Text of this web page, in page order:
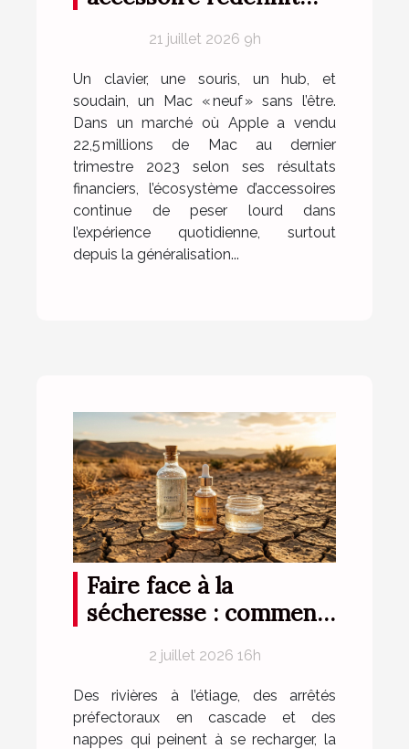
sur mac21 juillet 2026 9h
Un clavier, une souris, un hub, et
soudain, un Mac « neuf » sans l’être.
Dans un marché où Apple a vendu
22,5 millions de Mac au dernier
trimestre 2023 selon ses résultats
financiers, l’écosystème d’accessoires
continue de peser lourd dans
l’expérience quotidienne, surtout
depuis la généralisation...
Faire face à la
sécheresse : comment
innovants ouvrent la
voie
2 juillet 2026 16h
Des rivières à l’étiage, des arrêtés
préfectoraux en cascade et des
nappes qui peinent à se recharger, la